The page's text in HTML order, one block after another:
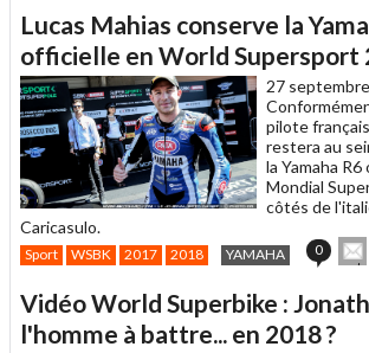
à
un
ami
Lucas Mahias conserve la
officielle en World Supersport
27
pilote
restera au
la Yamaha
Mondial
côtés de
Caricasulo.
Sport WSBK 2017 2018 YAMAHA 0
cet
à
Vidéo World Superbike :
l'homme à battre... en 2018 ?